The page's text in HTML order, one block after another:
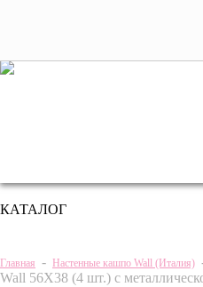
КАТАЛОГ
Главная - Настенные кашпо Wall (Италия)
Wall 56Х38 (4 шт.) c